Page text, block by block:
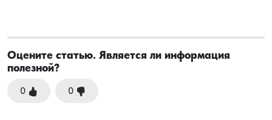
Оцените статью. Является ли информация
полезной?
0 0